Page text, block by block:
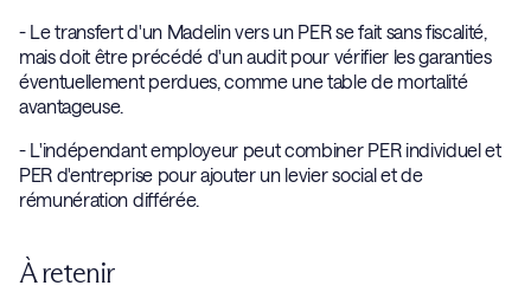
- Le transfert d'un Madelin vers un PER se fait sans fiscalité,
mais doit être précédé d'un audit pour vérifier les garanties
éventuellement perdues, comme une table de mortalité
avantageuse.
- L'indépendant employeur peut combiner PER individuel et
PER d'entreprise pour ajouter un levier social et de
rémunération différée.
À retenir